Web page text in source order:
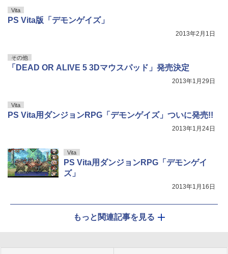
Vita
PS Vita版「デモンゲイズ」
2013年2月1日
その他
「DEAD OR ALIVE 5 3Dマウスパッド」発売決定
2013年1月29日
Vita
PS Vita用ダンジョンRPG「デモンゲイズ」ついに発売!!
2013年1月24日
Vita
PS Vita用ダンジョンRPG「デモンゲイ
ズ」
2013年1月16日
もっと関連記事を見る